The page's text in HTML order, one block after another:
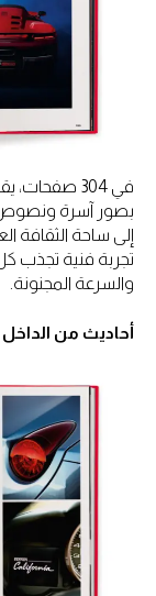
بصور آسرة
إلى ساحة الثقافة
تجربة فنية تجذب
والسرعة المجنونة.
أحاديث من الداخل